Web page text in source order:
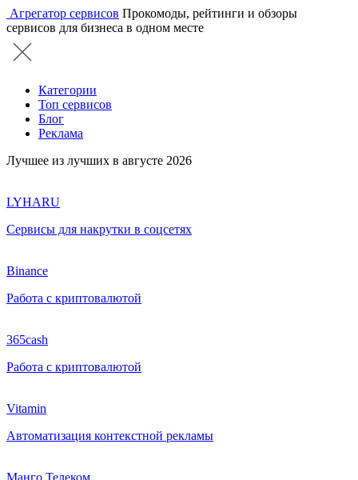
Агрегатор сервисов Прокомоды, рейтинги и обзоры
сервисов для бизнеса в одном месте
Категории
Топ сервисов
Блог
Реклама
Лучшее из лучших в августе 2026
LYHARU
Сервисы для накрутки в соцсетях
Binance
Работа с криптовалютой
365cash
Работа с криптовалютой
Vitamin
Автоматизация контекстной рекламы
Манго Телеком